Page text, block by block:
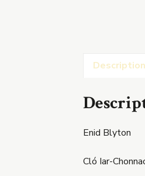
Description
Enid Blyton
Cló Iar-